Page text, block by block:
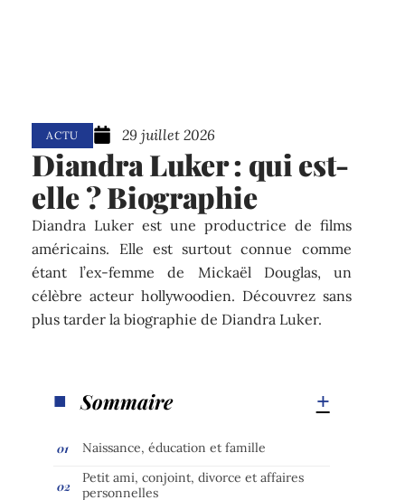
ACTU 29 juillet 2026
Diandra Luker : qui est-
elle ? Biographie
Diandra Luker est une productrice de films
américains. Elle est surtout connue comme
étant l’ex-femme de Mickaël Douglas, un
célèbre acteur hollywoodien. Découvrez sans
plus tarder la biographie de Diandra Luker.
Sommaire
Naissance, éducation et famille
Petit ami, conjoint, divorce et affaires
personnelles